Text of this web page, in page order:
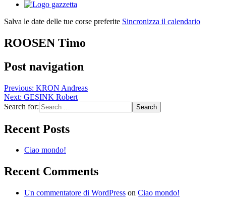
Salva le date delle tue corse preferite Sincronizza il calendario
ROOSEN Timo
Post navigation
Previous: KRON Andreas
Next: GESINK Robert
Search for:
Recent Posts
Ciao mondo!
Recent Comments
Un commentatore di WordPress on Ciao mondo!